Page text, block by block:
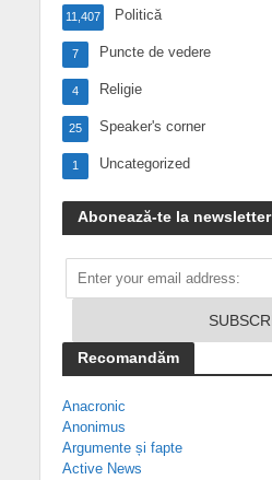
Politică
11,407
Puncte de vedere
7
Religie
4
Speaker's corner
25
Uncategorized
1
Abonează-te la newsletter
Recomandăm
Anacronic
Anonimus
Argumente și fapte
Active News